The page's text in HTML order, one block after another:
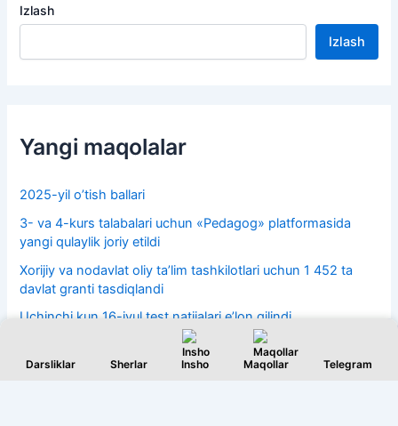
Izlash
Izlash
Yangi maqolalar
2025-yil o’tish ballari
3- va 4-kurs talabalari uchun «Pedagog» platformasida
yangi qulaylik joriy etildi
Xorijiy va nodavlat oliy taʼlim tashkilotlari uchun 1 452 ta
davlat granti tasdiqlandi
Uchinchi kun 16-iyul test natijalari e’lon qilindi
15-iyul 2-kun test natijalari 2026
Darsliklar Sherlar Insho Maqollar Telegram